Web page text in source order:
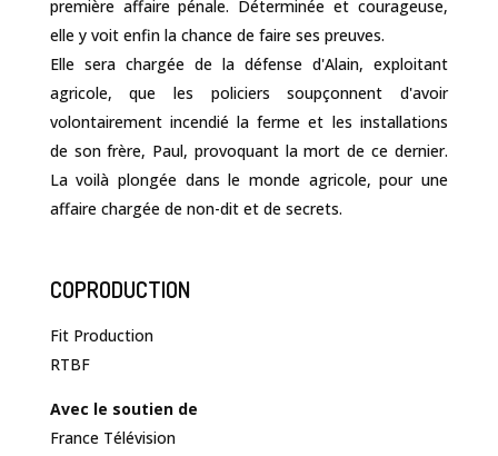
première affaire pénale. Déterminée et courageuse,
elle y voit enfin la chance de faire ses preuves.
Elle sera chargée de la défense d'Alain, exploitant
agricole, que les policiers soupçonnent d'avoir
volontairement incendié la ferme et les installations
de son frère, Paul, provoquant la mort de ce dernier.
La voilà plongée dans le monde agricole, pour une
affaire chargée de non-dit et de secrets.
COPRODUCTION
Fit Production
RTBF
Avec le soutien de
France Télévision